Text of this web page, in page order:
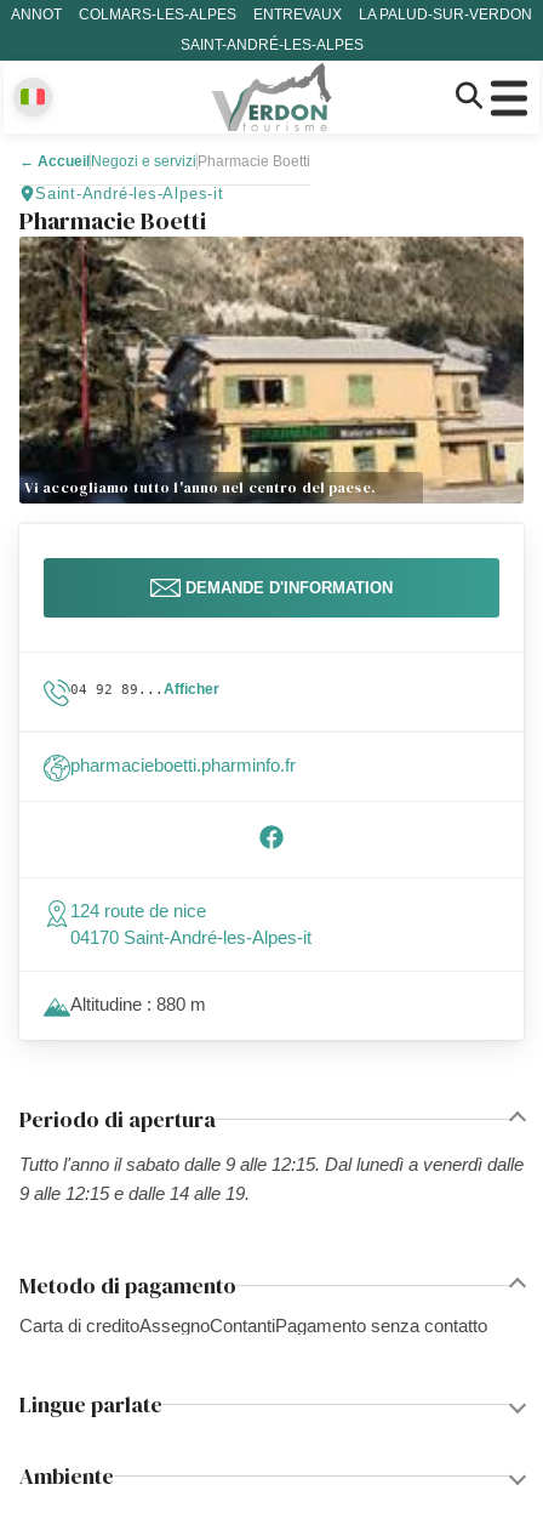
ANNOT COLMARS-LES-ALPES ENTREVAUX
LA PALUD-SUR-VERDON
SAINT-ANDRÉ-LES-ALPES
← Accueil Negozi e servizi Pharmacie Boetti
Saint-André-les-Alpes-it
Pharmacie Boetti
Vi accogliamo tutto l'anno nel centro del paese.
Periodo di apertura
Tutto l'anno il sabato dalle 9 alle 12:15. Dal lunedì a venerdì dalle
9 alle 12:15 e dalle 14 alle 19.
Metodo di pagamento
Carta di creditoAssegnoContantiPagamento senza contatto
Lingue parlate
Ambiente
DEMANDE D'INFORMATION
04 92 89... Afficher
pharmacieboetti.pharminfo.fr
124 route de nice
04170 Saint-André-les-Alpes-it
Altitudine : 880 m